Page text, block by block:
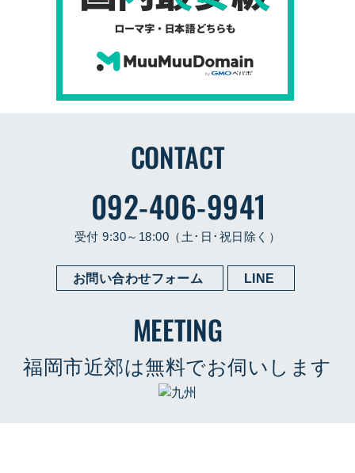
CONTACT
092-406-9941
受付 9:30～18:00（土･日･祝日除く）
お問い合わせフォーム LINE
MEETING
福岡市近郊は無料でお伺いします